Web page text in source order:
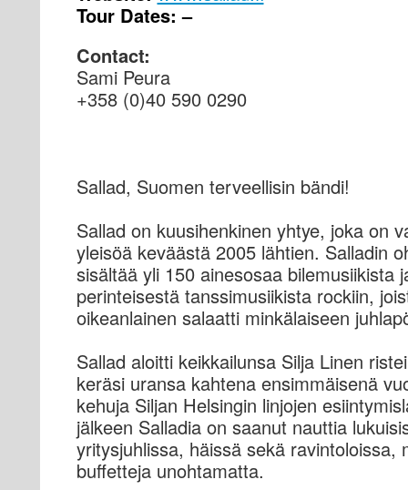
Tour Dates: –
Contact:
Sami Peura
+358 (0)40 590 0290
Sallad, Suomen terveellisin bändi!
Sallad on kuusihenkinen yhtye, joka on
yleisöä keväästä 2005 lähtien. Salladin
sisältää yli 150 ainesosaa bilemusiikista
perinteisestä tanssimusiikista rockiin,
oikeanlainen salaatti minkälaiseen
Sallad aloitti keikkailunsa Silja Linen
keräsi uransa kahtena ensimmäisenä
kehuja Siljan Helsingin linjojen
jälkeen Salladia on saanut nauttia
yritysjuhlissa, häissä sekä ravintoloissa,
buffetteja unohtamatta.